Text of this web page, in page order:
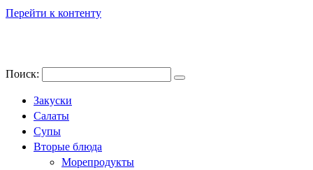
Перейти к контенту
Поиск:
Закуски
Салаты
Супы
Вторые блюда
Морепродукты